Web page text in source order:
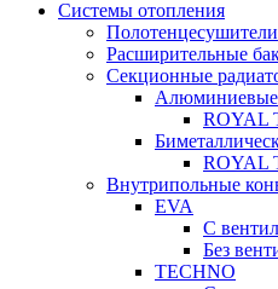
Системы отопления
Полотенцесушители
Расширительные
Секционные
Алюминиевые
ROYAL
ROYAL
Внутрипольные
EVA
С
Без
TECHNO